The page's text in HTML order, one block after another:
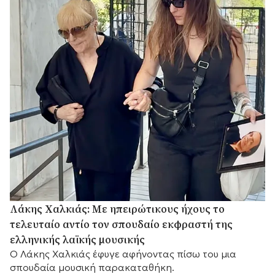
Λάκης Χαλκιάς: Με ηπειρώτικους ήχους το
τελευταίο αντίο τον σπουδαίο εκφραστή της
ελληνικής λαϊκής μουσικής
Ο Λάκης Χαλκιάς έφυγε αφήνοντας πίσω του μια
σπουδαία μουσική παρακαταθήκη.